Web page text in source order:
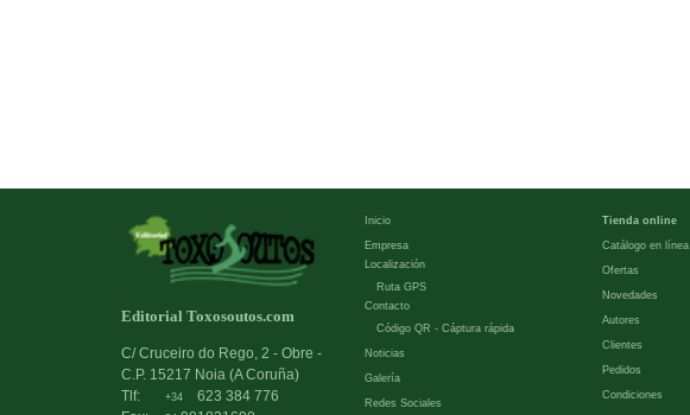
Editorial Toxosoutos.com
C/ Cruceiro do Rego, 2 - Obre -
C.P. 15217 Noia (A Coruña)
Tlf:
+34
623 384 776
Inicio
Empresa
Localización
Ruta GPS
Contacto
Código QR - Cáptura rápida
Noticias
Galería
Redes Sociales
Tienda online
Catálogo en línea
Ofertas
Novedades
Autores
Clientes
Pedidos
Condiciones